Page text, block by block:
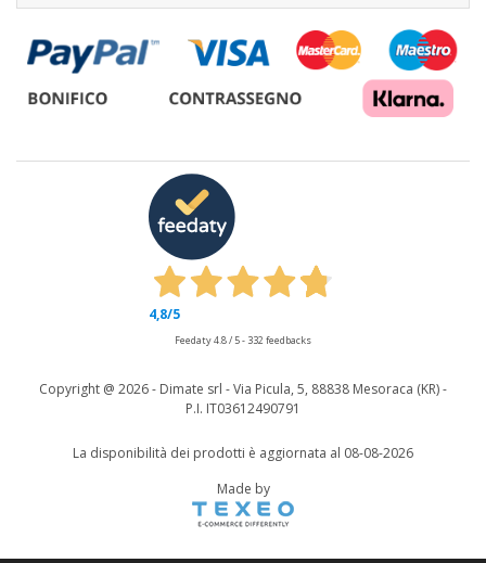
Copyright @ 2026 - Dimate srl - Via Picula, 5, 88838 Mesoraca (KR) -
P.I. IT03612490791
La disponibilità dei prodotti è aggiornata al 08-08-2026
4,8/5
Feedaty4.8/ 5- 332 feedbacks
Made by